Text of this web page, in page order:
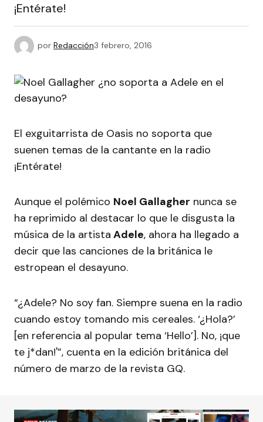
¡Entérate!
por Redacción3 febrero, 2016
El exguitarrista de Oasis no soporta que
suenen temas de la cantante en la radio
¡Entérate!
Aunque el polémico Noel Gallagher nunca se
ha reprimido al destacar lo que le disgusta la
música de la artista Adele, ahora ha llegado a
decir que las canciones de la británica le
estropean el desayuno.
“¿Adele? No soy fan. Siempre suena en la radio
cuando estoy tomando mis cereales. ‘¿Hola?’
[en referencia al popular tema ‘Hello’]. No, ¡que
te j*dan!'”, cuenta en la edición británica del
número de marzo de la revista GQ.